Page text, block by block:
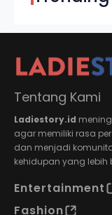
Tentang Kami
Ladiestory.id
agar memiliki rasa
dan menjadi
kehidupan yang lebih
Entertainment
Fashion